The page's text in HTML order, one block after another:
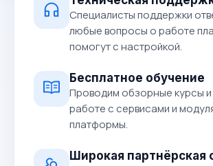
Специалисты поддержки
любые вопросы о работе
помогут с настройкой.
Бесплатное обучение
Проводим обзорные курсы
работе с сервисами и
платформы.
Широкая партнёрская